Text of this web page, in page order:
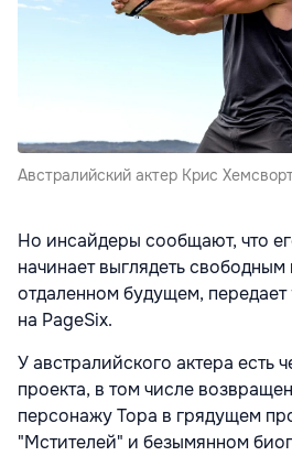
Австралийский актер Крис
Но инсайдеры сообщают, что
начинает выглядеть свободным
отдаленном будущем, передает
на PageSix.
У австралийского актера есть
проекта, в том числе
персонажу Тора в грядущем
"Мстителей" и безымянном